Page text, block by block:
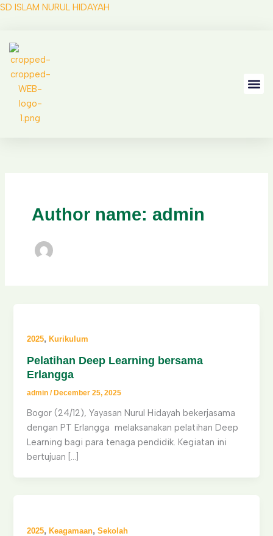
Skip
SD ISLAM NURUL HIDAYAH
Author name: admin
2025,Kurikulum
Pelatihan Deep Learning bersama
Erlangga
admin/ December 25, 2025
Bogor (24/12), Yayasan Nurul Hidayah bekerjasama
dengan PT Erlangga melaksanakan pelatihan Deep
Learning bagi para tenaga pendidik. Kegiatan ini
bertujuan […]
2025,Keagamaan,Sekolah